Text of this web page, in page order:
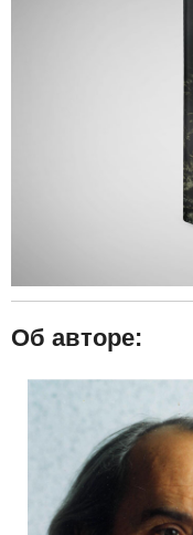
Об авторе: